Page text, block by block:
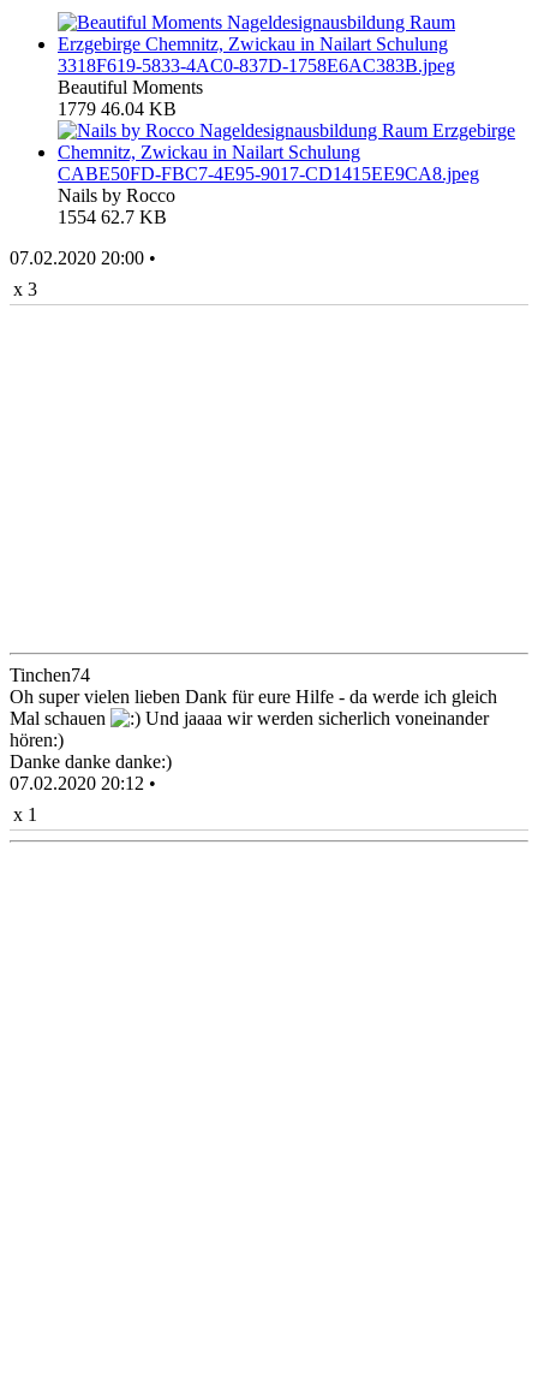
3318F619-5833-4AC0-837D-1758E6AC383B.jpeg
Beautiful Moments
1779 46.04 KB
CABE50FD-FBC7-4E95-9017-CD1415EE9CA8.jpeg
Nails by Rocco
1554 62.7 KB
07.02.2020 20:00 •
x 3
Tinchen74
Oh super vielen lieben Dank für eure Hilfe - da werde ich gleich
Mal schauen
Und jaaaa wir werden sicherlich voneinander
hören:)
Danke danke danke:)
07.02.2020 20:12 •
x 1